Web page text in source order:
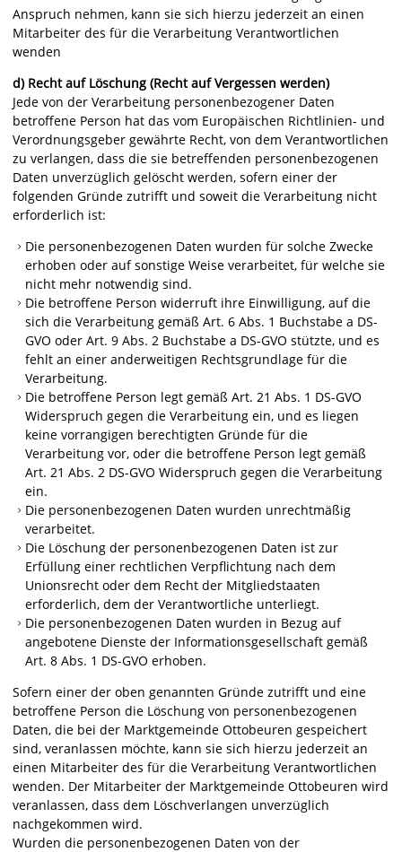
Anspruch nehmen, kann sie sich hierzu jederzeit an einen
Mitarbeiter des für die Verarbeitung Verantwortlichen
wenden
d) Recht auf Löschung (Recht auf Vergessen werden)
Jede von der Verarbeitung personenbezogener Daten
betroffene Person hat das vom Europäischen Richtlinien- und
Verordnungsgeber gewährte Recht, von dem Verantwortlichen
zu verlangen, dass die sie betreffenden personenbezogenen
Daten unverzüglich gelöscht werden, sofern einer der
folgenden Gründe zutrifft und soweit die Verarbeitung nicht
erforderlich ist:
Die personenbezogenen Daten wurden für solche Zwecke
erhoben oder auf sonstige Weise verarbeitet, für welche sie
nicht mehr notwendig sind.
Die betroffene Person widerruft ihre Einwilligung, auf die
sich die Verarbeitung gemäß Art. 6 Abs. 1 Buchstabe a DS-
GVO oder Art. 9 Abs. 2 Buchstabe a DS-GVO stützte, und es
fehlt an einer anderweitigen Rechtsgrundlage für die
Verarbeitung.
Die betroffene Person legt gemäß Art. 21 Abs. 1 DS-GVO
Widerspruch gegen die Verarbeitung ein, und es liegen
keine vorrangigen berechtigten Gründe für die
Verarbeitung vor, oder die betroffene Person legt gemäß
Art. 21 Abs. 2 DS-GVO Widerspruch gegen die Verarbeitung
ein.
Die personenbezogenen Daten wurden unrechtmäßig
verarbeitet.
Die Löschung der personenbezogenen Daten ist zur
Erfüllung einer rechtlichen Verpflichtung nach dem
Unionsrecht oder dem Recht der Mitgliedstaaten
erforderlich, dem der Verantwortliche unterliegt.
Die personenbezogenen Daten wurden in Bezug auf
angebotene Dienste der Informationsgesellschaft gemäß
Art. 8 Abs. 1 DS-GVO erhoben.
Sofern einer der oben genannten Gründe zutrifft und eine
betroffene Person die Löschung von personenbezogenen
Daten, die bei der Marktgemeinde Ottobeuren gespeichert
sind, veranlassen möchte, kann sie sich hierzu jederzeit an
einen Mitarbeiter des für die Verarbeitung Verantwortlichen
wenden. Der Mitarbeiter der Marktgemeinde Ottobeuren wird
veranlassen, dass dem Löschverlangen unverzüglich
nachgekommen wird.
Wurden die personenbezogenen Daten von der